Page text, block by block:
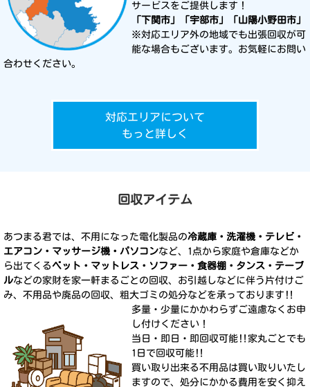
サービスをご提供します！
「下関市」「宇部市」「山陽小野田市」
※対応エリア外の地域でも出張回収が可
能な場合もございます。お気軽にお問い
合わせください。
対応エリアについて
もっと詳しく
回収アイテム
あつまる君では、不用になった電化製品の冷蔵庫・洗濯機・テレビ・
エアコン・マッサージ機・パソコンなど、1点から家庭や倉庫などか
ら出てくるベット・マットレス・ソファー・食器棚・タンス・テーブ
ルなどの家財を家一軒まるごとの回収、お引越しなどに伴う片付けご
み、不用品や廃品の回収、粗大ゴミの処分などを承っております‼︎
多量・少量にかかわらずご遠慮なくお申
し付けください！
当日・即日・即回収可能‼家丸ごとでも
1日で回収可能‼
買い取り出来る不用品は買い取りいたし
ますので、処分にかかる費用を安く抑え